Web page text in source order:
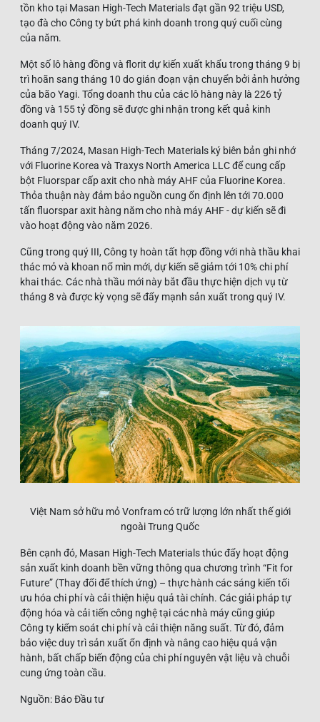
tồn kho tại Masan High-Tech Materials đạt gần 92 triệu USD,
tạo đà cho Công ty bứt phá kinh doanh trong quý cuối cùng
của năm.
Một số lô hàng đồng và florit dự kiến xuất khẩu trong tháng 9 bị
trì hoãn sang tháng 10 do gián đoạn vận chuyển bởi ảnh hưởng
của bão Yagi. Tổng doanh thu của các lô hàng này là 226 tỷ
đồng và 155 tỷ đồng sẽ được ghi nhận trong kết quả kinh
doanh quý IV.
Tháng 7/2024, Masan High-Tech Materials ký biên bản ghi nhớ
với Fluorine Korea và Traxys North America LLC để cung cấp
bột Fluorspar cấp axit cho nhà máy AHF của Fluorine Korea.
Thỏa thuận này đảm bảo nguồn cung ổn định lên tới 70.000
tấn fluorspar axit hàng năm cho nhà máy AHF - dự kiến sẽ đi
vào hoạt động vào năm 2026.
Cũng trong quý III, Công ty hoàn tất hợp đồng với nhà thầu khai
thác mỏ và khoan nổ mìn mới, dự kiến ​​sẽ giảm tới 10% chi phí
khai thác. Các nhà thầu mới này bắt đầu thực hiện dịch vụ từ
tháng 8 và được kỳ vọng ​​sẽ đẩy mạnh sản xuất trong quý IV.
Việt Nam sở hữu mỏ Vonfram có trữ lượng lớn nhất thế giới
ngoài Trung Quốc
Bên cạnh đó, Masan High-Tech Materials thúc đẩy hoạt động
sản xuất kinh doanh bền vững thông qua chương trình “Fit for
Future” (Thay đổi để thích ứng) – thực hành các sáng kiến tối
ưu hóa chi phí và cải thiện hiệu quả tài chính. Các giải pháp tự
động hóa và cải tiến công nghệ tại các nhà máy cũng giúp
Công ty kiểm soát chi phí và cải thiện năng suất. Từ đó, đảm
bảo việc duy trì sản xuất ổn định và nâng cao hiệu quả vận
hành, bất chấp biến động của chi phí nguyên vật liệu và chuỗi
cung ứng toàn cầu.
Nguồn: Báo Đầu tư